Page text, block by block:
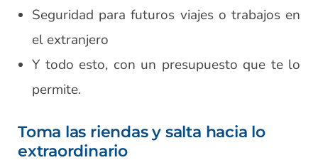
Seguridad para futuros viajes o trabajos en
el extranjero
Y todo esto, con un presupuesto que te lo
permite.
Toma las riendas y salta hacia lo
extraordinario